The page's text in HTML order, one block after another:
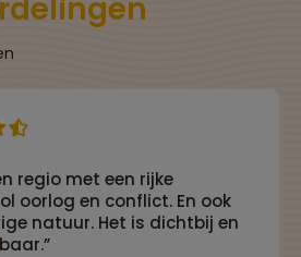
regio met een rijke
oorlog en conflict. En ook
natuur. Het is dichtbij en